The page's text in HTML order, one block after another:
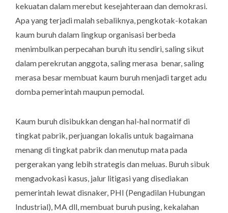
kekuatan dalam merebut kesejahteraan dan demokrasi.
Apa yang terjadi malah sebaliknya, pengkotak-kotakan
kaum buruh dalam lingkup organisasi berbeda
menimbulkan perpecahan buruh itu sendiri, saling sikut
dalam perekrutan anggota, saling merasa benar, saling
merasa besar membuat kaum buruh menjadi target adu
domba pemerintah maupun pemodal.
Kaum buruh disibukkan dengan hal-hal normatif di
tingkat pabrik, perjuangan lokalis untuk bagaimana
menang di tingkat pabrik dan menutup mata pada
pergerakan yang lebih strategis dan meluas. Buruh sibuk
mengadvokasi kasus, jalur litigasi yang disediakan
pemerintah lewat disnaker, PHI (Pengadilan Hubungan
Industrial), MA dll, membuat buruh pusing, kekalahan